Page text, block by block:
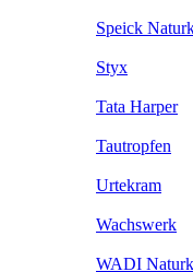
Speick
Styx
Tata Harper
Tautropfen
Urtekram
Wachswerk
WADI